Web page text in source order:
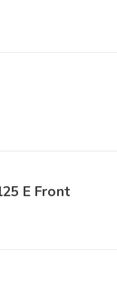
E Front